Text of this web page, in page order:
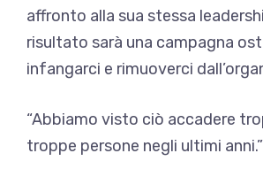
affronto alla sua stessa
risultato sarà una campagna
infangarci e rimuoverci
“Abbiamo visto ciò accadere
troppe persone negli ultimi anni.”